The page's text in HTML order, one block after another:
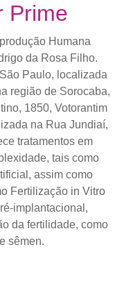
Prime
Humana
da Rosa Filho.
Paulo, localizada
região de Sorocaba,
1850, Votorantim
na Rua Jundiaí,
tratamentos em
tais como
assim como
Fertilização in Vitro
implantacional,
da fertilidade, como
sêmen.